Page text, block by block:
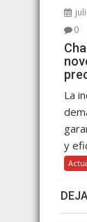
0
La
y